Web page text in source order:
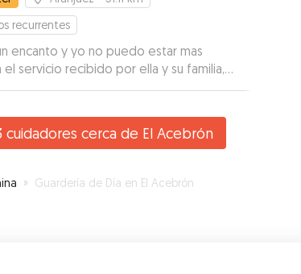
recurrentes
encanto y yo no puedo estar mas
servicio recibido por ella y su familia,
conocimiento, cariño....mil
que salir de casa sin ellos”
cuidadores cerca de El Acebrón
» Guardería de Día en El Acebrón